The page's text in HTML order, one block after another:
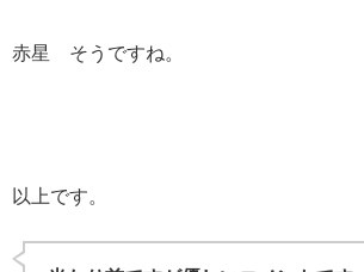
赤星 そうですね。
以上です。